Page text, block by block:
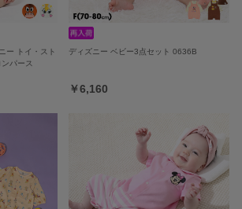
ー トイ・スト
パース
ディズニー ベビー3点セット 0636B
￥6,160